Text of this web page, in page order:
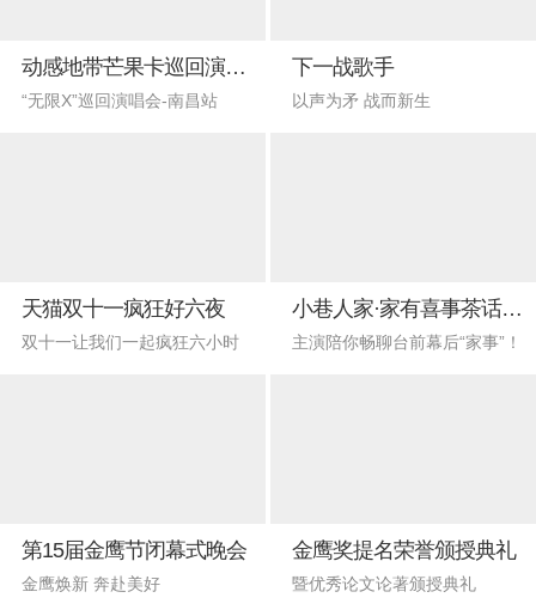
动感地带芒果卡巡回演唱会南昌站
“无限X”巡回演唱会-南昌站
下一战歌手
以声为矛 战而新生
天猫双十一疯狂好六夜
双十一让我们一起疯狂六小时
小巷人家·家有喜事茶话会直播
主演陪你畅聊台前幕后“家事”！
第15届金鹰节闭幕式晚会
金鹰焕新 奔赴美好
金鹰奖提名荣誉颁授典礼
暨优秀论文论著颁授典礼